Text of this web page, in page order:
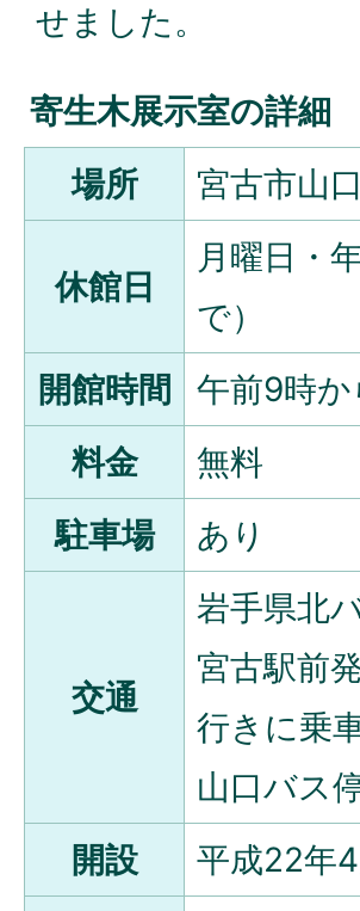
せました。
寄生木展示室の詳細
場所
宮古市山
休館日
月曜日・
で）
開館時間
午前9時
料金
無料
駐車場
あり
交通
岩手県北
宮古駅前
行きに乗
山口バス
開設
平成22年4